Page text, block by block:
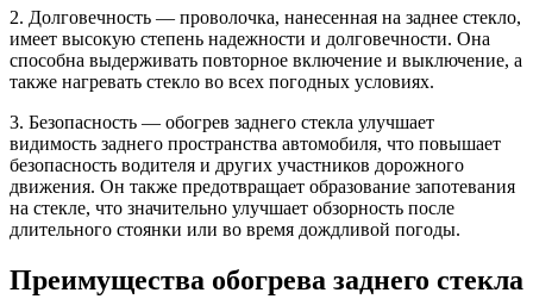
2. Долговечность — проволочка, нанесенная на заднее стекло,
имеет высокую степень надежности и долговечности. Она
способна выдерживать повторное включение и выключение, а
также нагревать стекло во всех погодных условиях.
3. Безопасность — обогрев заднего стекла улучшает
видимость заднего пространства автомобиля, что повышает
безопасность водителя и других участников дорожного
движения. Он также предотвращает образование запотевания
на стекле, что значительно улучшает обзорность после
длительного стоянки или во время дождливой погоды.
Преимущества обогрева заднего стекла